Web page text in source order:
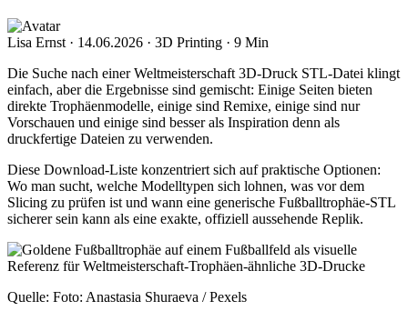
Lisa Ernst · 14.06.2026 · 3D Printing · 9 Min
Die Suche nach einer Weltmeisterschaft 3D-Druck STL-Datei klingt
einfach, aber die Ergebnisse sind gemischt: Einige Seiten bieten
direkte Trophäenmodelle, einige sind Remixe, einige sind nur
Vorschauen und einige sind besser als Inspiration denn als
druckfertige Dateien zu verwenden.
Diese Download-Liste konzentriert sich auf praktische Optionen:
Wo man sucht, welche Modelltypen sich lohnen, was vor dem
Slicing zu prüfen ist und wann eine generische Fußballtrophäe-STL
sicherer sein kann als eine exakte, offiziell aussehende Replik.
Quelle: Foto: Anastasia Shuraeva / Pexels